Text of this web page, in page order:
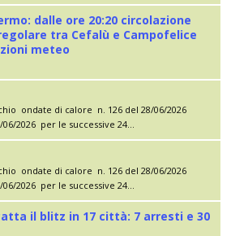
dalle ore 20:20 circolazione
tra Cefalù e Campofelice
meteo
ondate di calore n. 126 del 28/06/2026
2026 per le successive 24...
ondate di calore n. 126 del 28/06/2026
2026 per le successive 24...
il blitz in 17 città: 7 arresti e 30